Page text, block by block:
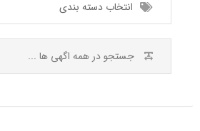
انتخاب دسته بندی